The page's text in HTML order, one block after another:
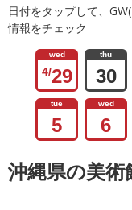
日付をタップして、
情報をチェック
wed
4/29
thu
30
tue
5
wed
6
沖縄県の美術